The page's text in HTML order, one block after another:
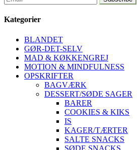
Kategorier
BLANDET
GØR-DET-SELV
MAD & KØKKENGREJ
MOTION & MINDFULNESS
OPSKRIFTER
BAGVÆRK
DESSERT/SØDE SAGER
BARER
COOKIES & KIKS
IS
KAGER/TÆRTER
SALTE SNACKS
SØDE SNACKS